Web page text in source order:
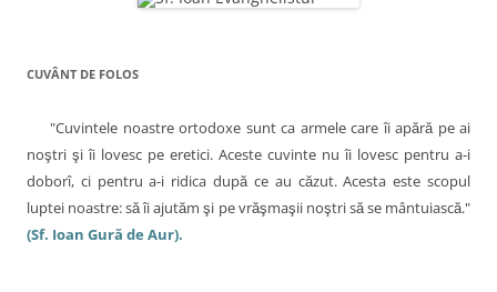
CUVÂNT DE FOLOS
"Cuvintele noastre ortodoxe sunt ca armele care îi apără pe ai
noştri şi îi lovesc pe eretici. Aceste cuvinte nu îi lovesc pentru a-i
doborî, ci pentru a-i ridica după ce au căzut. Acesta este scopul
luptei noastre: să îi ajutăm şi pe vrăşmaşii noştri să se mântuiască."
(Sf. Ioan Gură de Aur).